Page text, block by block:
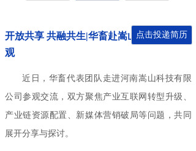
点击投递简历
开放共享 共融共生|华畜赴嵩山科技走访参
观
近日，华畜代表团队走进河南嵩山科技有限
公司参观交流，双方聚焦产业互联网转型升级、
产业链资源配置、新媒体营销破局等问题，共同
展开分享与探讨。